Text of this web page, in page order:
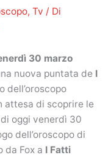
, Tv / Di
30 marzo
nuova puntata de I
dell’oroscopo
attesa di scoprire le
oggi venerdì 30
dell’oroscopo di
da Fox a I Fatti